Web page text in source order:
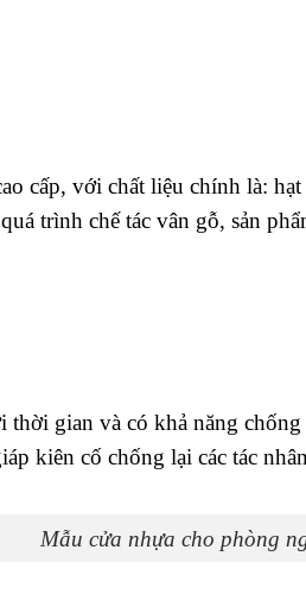
cấp, với chất liệu chính là:
trình chế tác vân gỗ, sản
gian và có khả năng
kiên cố chống lại các tác
Mẫu cửa nhựa cho phòng